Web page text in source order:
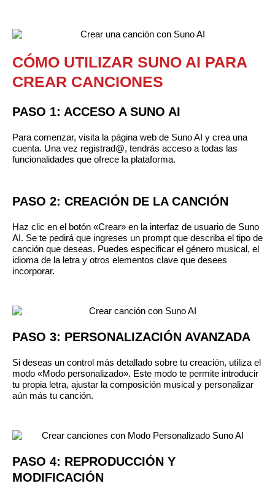
CÓMO UTILIZAR SUNO AI PARA
CREAR CANCIONES
PASO 1: ACCESO A SUNO AI
Para comenzar, visita la página web de Suno AI y crea una
cuenta. Una vez registrad@, tendrás acceso a todas las
funcionalidades que ofrece la plataforma.
PASO 2: CREACIÓN DE LA CANCIÓN
Haz clic en el botón «Crear» en la interfaz de usuario de Suno
AI. Se te pedirá que ingreses un prompt que describa el tipo de
canción que deseas. Puedes especificar el género musical, el
idioma de la letra y otros elementos clave que desees
incorporar.
PASO 3: PERSONALIZACIÓN AVANZADA
Si deseas un control más detallado sobre tu creación, utiliza el
modo «Modo personalizado». Este modo te permite introducir
tu propia letra, ajustar la composición musical y personalizar
aún más tu canción.
PASO 4: REPRODUCCIÓN Y
MODIFICACIÓN